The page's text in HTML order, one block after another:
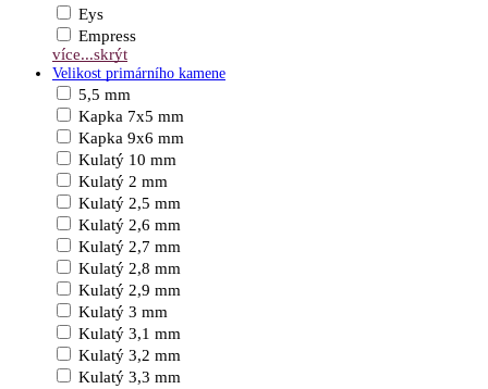
Eys
Empress
více...skrýt
Velikost primárního kamene
5,5 mm
Kapka 7x5 mm
Kapka 9x6 mm
Kulatý 10 mm
Kulatý 2 mm
Kulatý 2,5 mm
Kulatý 2,6 mm
Kulatý 2,7 mm
Kulatý 2,8 mm
Kulatý 2,9 mm
Kulatý 3 mm
Kulatý 3,1 mm
Kulatý 3,2 mm
Kulatý 3,3 mm